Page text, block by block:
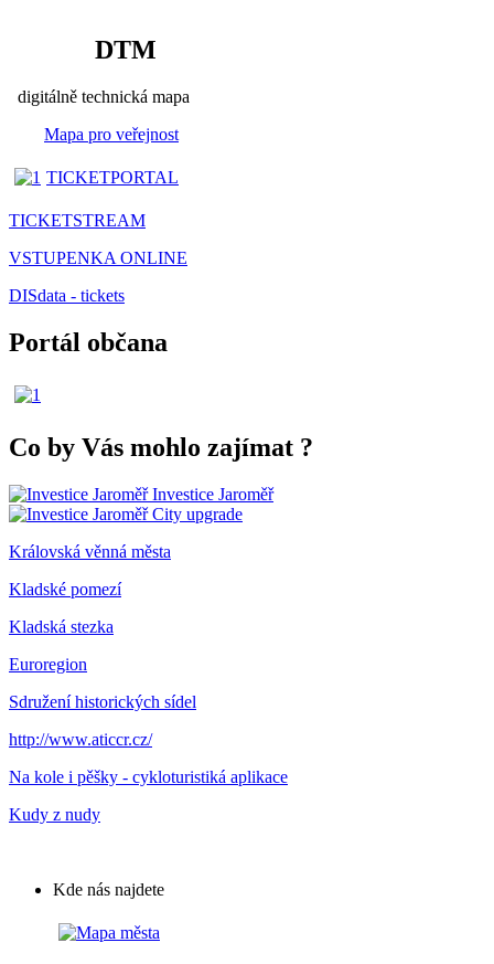
DTM
digitálně technická mapa
Mapa pro veřejnost
TICKETPORTAL
TICKETSTREAM
VSTUPENKA ONLINE
DISdata - tickets
Portál občana
Co by Vás mohlo zajímat ?
Investice Jaroměř
City upgrade
Královská věnná města
Kladské pomezí
Kladská stezka
Euroregion
Sdružení historických sídel
http://www.aticcr.cz/
Na kole i pěšky - cykloturistiká aplikace
Kudy z nudy
Kde nás najdete